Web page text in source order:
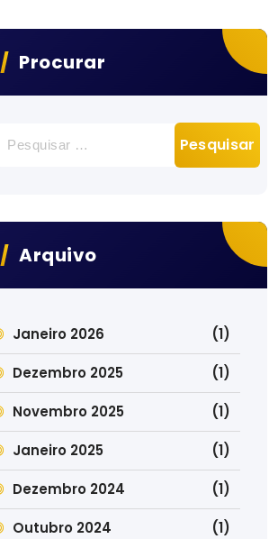
Procurar
por:
Arquivo
Janeiro 2026 (1)
Dezembro 2025 (1)
Novembro 2025 (1)
Janeiro 2025 (1)
Dezembro 2024 (1)
Outubro 2024 (1)